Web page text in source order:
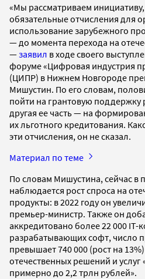
«Мы рассматриваем
обязательные отчисления для
использование зарубежного
— до момента перехода на
—заявил в ходе своего
форуме «Цифровая индустрия
(ЦИПР) в Нижнем Новгороде
Мишустин. По его словам,
пойти на грантовую поддержку
другая ее часть — на
их льготного кредитования.
эти отчисления, он не сказал.
Материал по теме
По словам Мишустина, сейчас
наблюдается рост спроса на
продукты: в 2022 году он
премьер-министр. Также он
аккредитовано более 22 000 IT-
разрабатывающих софт, число
превышает 740 000 (рост на
отечественных решений и услуг
примерно до 2,2 трлн рублей».